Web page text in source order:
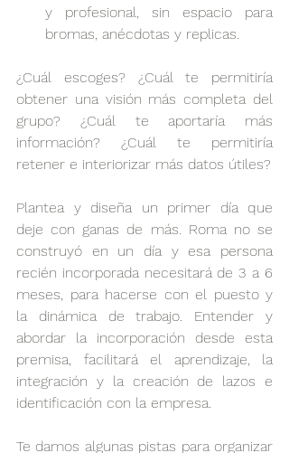
y profesional, sin espacio para
bromas, anécdotas y replicas.
¿Cuál escoges? ¿Cuál te permitiría
obtener una visión más completa del
grupo? ¿Cuál te aportaría más
información? ¿Cuál te permitiría
retener e interiorizar más datos útiles?
Plantea y diseña un primer día que
deje con ganas de más. Roma no se
construyó en un día y esa persona
recién incorporada necesitará de 3 a 6
meses, para hacerse con el puesto y
la dinámica de trabajo. Entender y
abordar la incorporación desde esta
premisa, facilitará el aprendizaje, la
integración y la creación de lazos e
identificación con la empresa.
Te damos algunas pistas para organizar